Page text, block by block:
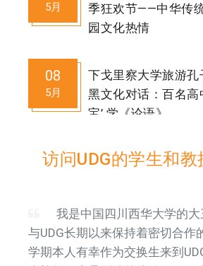
5月
季狂欢节——中华传
园文化热情
08
5月
下戈里察大学旅游孔
黑文化对话：百名高
宝’ 学《论语》
29
以歌声传递文化，用
03
黑山下戈里察大学举
访问UDG的学生和
我是中国四川西华大学的
与UDG长期以来保持着密切合作
学期本人有幸作为交换生来到